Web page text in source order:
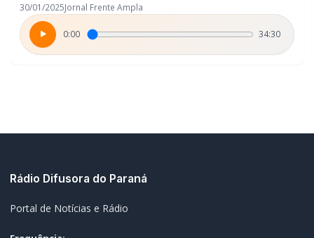
30/01/2025Jornal Frente Ampla
0:00 34:30
Rádio Difusora do Paraná
Portal de Notícias e Rádio